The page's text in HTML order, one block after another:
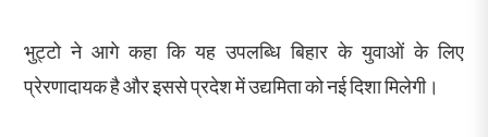
भुट्टो ने आगे कहा कि यह उपलब्धि बिहार के युवाओं के लिए
प्रेरणादायक है और इससे प्रदेश में उद्यमिता को नई दिशा मिलेगी।